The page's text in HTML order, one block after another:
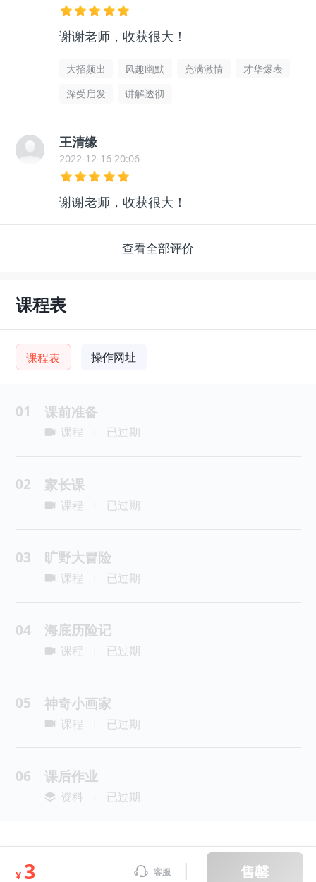
谢谢老师，收获很大！
大招频出 风趣幽默 充满激情
才华爆表
深受启发
讲解透彻
王清缘
2022-12-16 20:06
谢谢老师，收获很大！
查看全部评价
课程表
课程表 操作网址
01 课前准备
课程 已过期
02 家长课
课程 已过期
03 旷野大冒险
课程 已过期
04 海底历险记
课程 已过期
05 神奇小画家
课程 已过期
06 课后作业
资料 已过期
¥ 3 客服 售罄